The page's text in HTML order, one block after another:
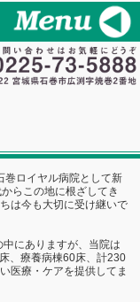
巻ロイヤル病院として新
らこの地に根ざしてき
は今も大切に受け継いで
にありますが、当院は
、療養病棟60床、計230
医療・ケアを提供してま